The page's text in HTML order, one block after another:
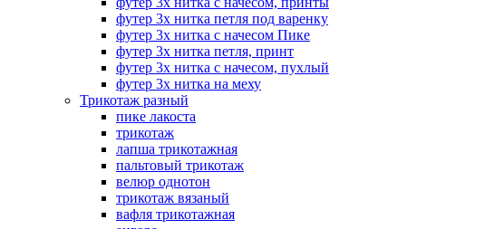
футер 3х нитка петля под варенку
футер 3х нитка с начесом Пике
футер 3х нитка петля, принт
футер 3х нитка с начесом, пухлый
футер 3х нитка на меху
Трикотаж разный
пике лакоста
трикотаж
лапша трикотажная
пальтовый трикотаж
велюр однотон
трикотаж вязаный
вафля трикотажная